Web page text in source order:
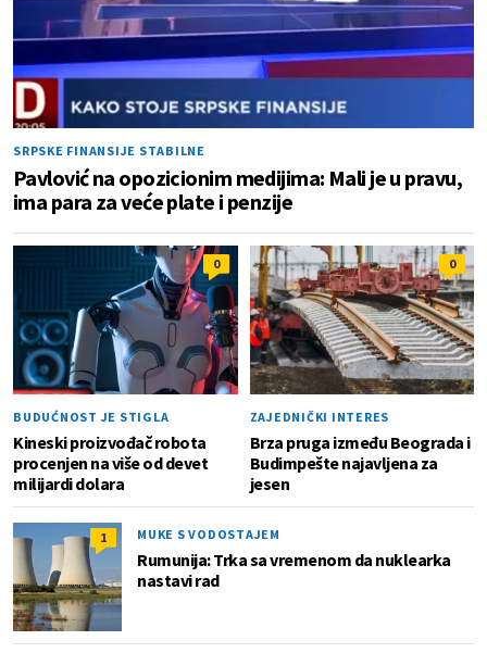
SRPSKE FINANSIJE STABILNE
Pavlović na opozicionim medijima: Mali je u pravu,
ima para za veće plate i penzije
0
BUDUĆNOST JE STIGLA
Kineski proizvođač robota
procenjen na više od devet
milijardi dolara
0
ZAJEDNIČKI INTERES
Brza pruga između Beograda i
Budimpešte najavljena za
jesen
1 MUKE S VODOSTAJEM
Rumunija: Trka sa vremenom da nuklearka
nastavi rad